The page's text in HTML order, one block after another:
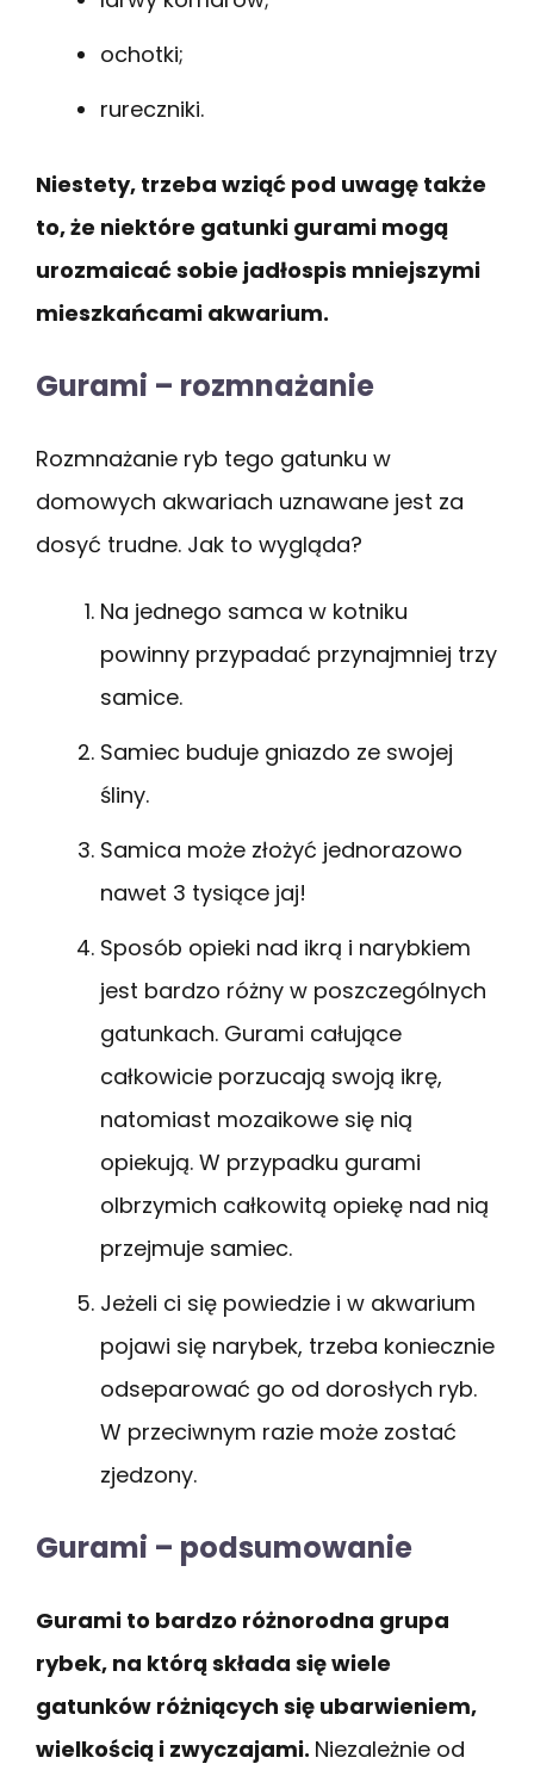
ochotki;
rureczniki.
Niestety, trzeba wziąć pod uwagę także
to, że niektóre gatunki gurami mogą
urozmaicać sobie jadłospis mniejszymi
mieszkańcami akwarium.
Gurami – rozmnażanie
Rozmnażanie ryb tego gatunku w
domowych akwariach uznawane jest za
dosyć trudne. Jak to wygląda?
Na jednego samca w kotniku
powinny przypadać przynajmniej trzy
samice.
Samiec buduje gniazdo ze swojej
śliny.
Samica może złożyć jednorazowo
nawet 3 tysiące jaj!
Sposób opieki nad ikrą i narybkiem
jest bardzo różny w poszczególnych
gatunkach. Gurami całujące
całkowicie porzucają swoją ikrę,
natomiast mozaikowe się nią
opiekują. W przypadku gurami
olbrzymich całkowitą opiekę nad nią
przejmuje samiec.
Jeżeli ci się powiedzie i w akwarium
pojawi się narybek, trzeba koniecznie
odseparować go od dorosłych ryb.
W przeciwnym razie może zostać
zjedzony.
Gurami – podsumowanie
Gurami to bardzo różnorodna grupa
rybek, na którą składa się wiele
gatunków różniących się ubarwieniem,
wielkością i zwyczajami. Niezależnie od